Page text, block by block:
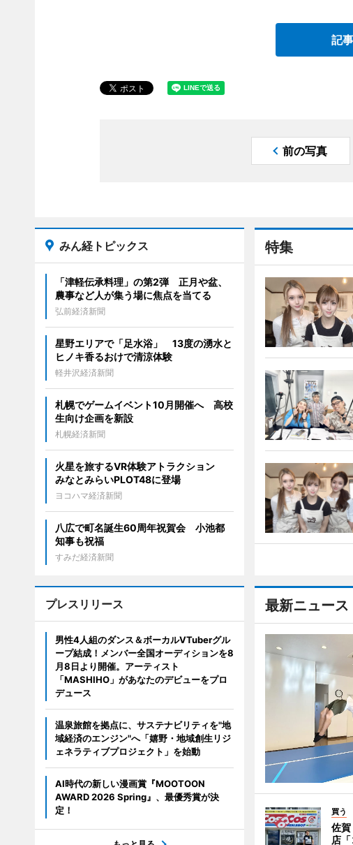
記
前の写真
特集
最新ニュース
買う
佐賀
店
みん経トピックス
「津軽伝承料理」の第2弾 正月や盆、
農事など人が集う場に焦点を当てる
弘前経済新聞
星野エリアで「足水浴」 13度の湧水と
ヒノキ香るおけで清涼体験
軽井沢経済新聞
札幌でゲームイベント10月開催へ 高校
生向け企画を新設
札幌経済新聞
火星を旅するVR体験アトラクション
みなとみらいPLOT48に登場
ヨコハマ経済新聞
八広で町名誕生60周年祝賀会 小池都
知事も祝福
すみだ経済新聞
プレスリリース
男性4人組のダンス＆ボーカルVTuberグル
ープ結成！メンバー全国オーディションを8
月8日より開催。アーティスト
「MASHIHO」があなたのデビューをプロ
デュース
温泉旅館を拠点に、サステナビリティを"地
域経済のエンジン"へ「嬉野・地域創生リジ
ェネラティブプロジェクト」を始動
AI時代の新しい漫画賞『MOOTOON
AWARD 2026 Spring』、最優秀賞が決
定！